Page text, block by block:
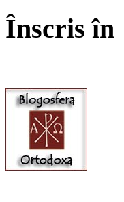
Înscris în